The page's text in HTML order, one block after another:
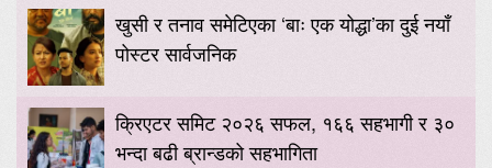
खुसी र तनाव समेटिएका ‘बाः एक योद्धा’का दुई नयाँ
पोस्टर सार्वजनिक
क्रिएटर समिट २०२६ सफल, १६६ सहभागी र ३०
भन्दा बढी ब्रान्डको सहभागिता